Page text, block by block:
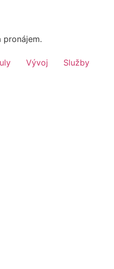
pronájem.
Vývoj
Služby